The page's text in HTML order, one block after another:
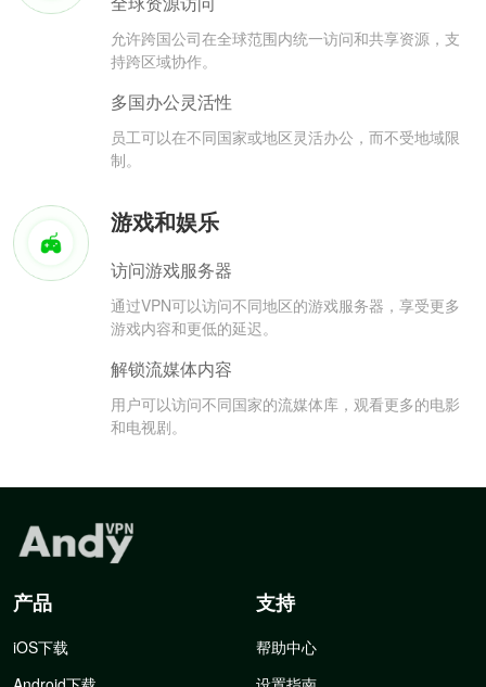
允许跨国公司在全球范围内统一访问和共享资源，支
持跨区域协作。
多国办公灵活性
员工可以在不同国家或地区灵活办公，而不受地域限
制。
游戏和娱乐
访问游戏服务器
通过VPN可以访问不同地区的游戏服务器，享受更多
游戏内容和更低的延迟。
解锁流媒体内容
用户可以访问不同国家的流媒体库，观看更多的电影
和电视剧。
产品
iOS下载
支持
帮助中心